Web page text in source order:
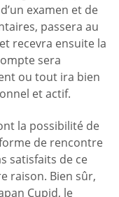
examen et de
passera au
recevra ensuite la
sera
ou tout ira bien
et actif.
la possibilité de
de rencontre
satisfaits de ce
raison. Bien sûr,
Cupid, le